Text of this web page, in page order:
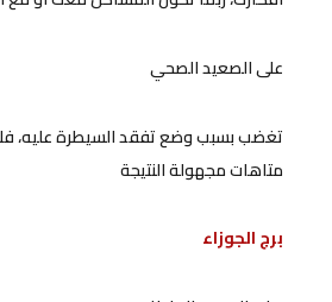
على الصعيد الصحي
تغضب بسبب وضع تفقد السيطرة عليه،
متاهات مجهولة النتيجة
برج الجوزاء